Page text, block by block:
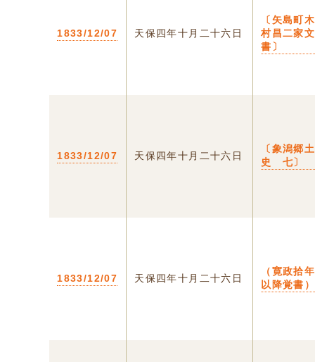
1833/12/07 天保四年十月二十六日
〔矢島町木
村昌二家文
書〕
1833/12/07 天保四年十月二十六日
〔象潟郷土
史 七〕
1833/12/07 天保四年十月二十六日
（寛政拾年
以降覚書）